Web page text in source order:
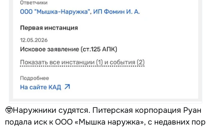
🤓Наружники судятся. Питерская корпорация Руан
подала иск к ООО «Мышка наружка», с недавних пор